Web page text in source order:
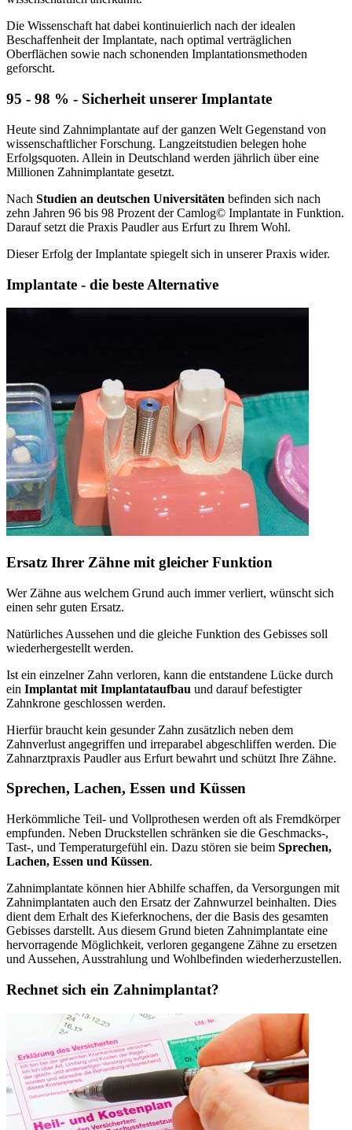
Die Wissenschaft hat dabei kontinuierlich nach der idealen
Beschaffenheit der Implantate, nach optimal verträglichen
Oberflächen sowie nach schonenden Implantationsmethoden
geforscht.
95 - 98 % - Sicherheit unserer Implantate
Heute sind Zahnimplantate auf der ganzen Welt Gegenstand von
wissenschaftlicher Forschung. Langzeitstudien belegen hohe
Erfolgsquoten. Allein in Deutschland werden jährlich über eine
Millionen Zahnimplantate gesetzt.
Nach Studien an deutschen Universitäten befinden sich nach
zehn Jahren 96 bis 98 Prozent der Camlog© Implantate in Funktion.
Darauf setzt die Praxis Paudler aus Erfurt zu Ihrem Wohl.
Dieser Erfolg der Implantate spiegelt sich in unserer Praxis wider.
Implantate - die beste Alternative
Ersatz Ihrer Zähne mit gleicher Funktion
Wer Zähne aus welchem Grund auch immer verliert, wünscht sich
einen sehr guten Ersatz.
Natürliches Aussehen und die gleiche Funktion des Gebisses soll
wiederhergestellt werden.
Ist ein einzelner Zahn verloren, kann die entstandene Lücke durch
ein Implantat mit Implantataufbau und darauf befestigter
Zahnkrone geschlossen werden.
Hierfür braucht kein gesunder Zahn zusätzlich neben dem
Zahnverlust angegriffen und irreparabel abgeschliffen werden. Die
Zahnarztpraxis Paudler aus Erfurt bewahrt und schützt Ihre Zähne.
Sprechen, Lachen, Essen und Küssen
Herkömmliche Teil- und Vollprothesen werden oft als Fremdkörper
empfunden. Neben Druckstellen schränken sie die Geschmacks-,
Tast-, und Temperaturgefühl ein. Dazu stören sie beim Sprechen,
Lachen, Essen und Küssen.
Zahnimplantate können hier Abhilfe schaffen, da Versorgungen mit
Zahnimplantaten auch den Ersatz der Zahnwurzel beinhalten. Dies
dient dem Erhalt des Kieferknochens, der die Basis des gesamten
Gebisses darstellt. Aus diesem Grund bieten Zahnimplantate eine
hervorragende Möglichkeit, verloren gegangene Zähne zu ersetzen
und Aussehen, Ausstrahlung und Wohlbefinden wiederherzustellen.
Rechnet sich ein Zahnimplantat?